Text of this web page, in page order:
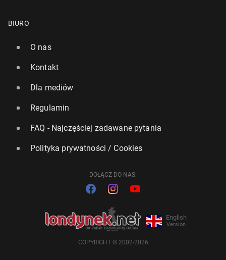
BIURO
O nas
Kontakt
Dla mediów
Regulamin
FAQ - Najczęściej zadawane pytania
Polityka prywatności / Cookies
DOŁĄCZ DO NAS:
English
Version
COPYRIGHT © 2002-2026